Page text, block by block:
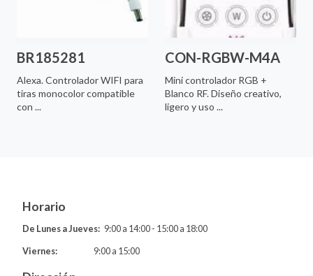
BR185281
Alexa. Controlador WIFI para
tiras monocolor compatible
con ...
CON-RGBW-M4A
Mini controlador RGB +
Blanco RF. Diseño creativo,
ligero y uso ...
Horario
De Lunes a Jueves: 9:00 a 14:00 - 15:00 a 18:00
Viernes: 9:00 a 15:00